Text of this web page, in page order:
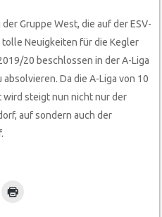
Gruppe West, die auf der ESV-
Neuigkeiten für die Kegler
20 beschlossen in der A-Liga
Da die A-Liga von 10
steigt nun nicht nur der
auf sondern auch der